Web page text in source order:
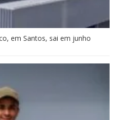
em Santos, sai em junho